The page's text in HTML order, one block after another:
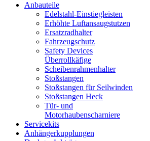
Anbauteile
Edelstahl-Einstiegleisten
Erhöhte Luftansaugstutzen
Ersatzradhalter
Fahrzeugschutz
Safety Devices
Überrollkäfige
Scheibenrahmenhalter
Stoßstangen
Stoßstangen für Seilwinden
Stoßstangen Heck
Tür- und
Motorhaubenscharniere
Servicekits
Anhängerkupplungen